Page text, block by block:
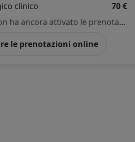
clinico
70 €
Questo dottore non ha ancora attivato le prenotazioni online presso questo indirizzo.
le prenotazioni online